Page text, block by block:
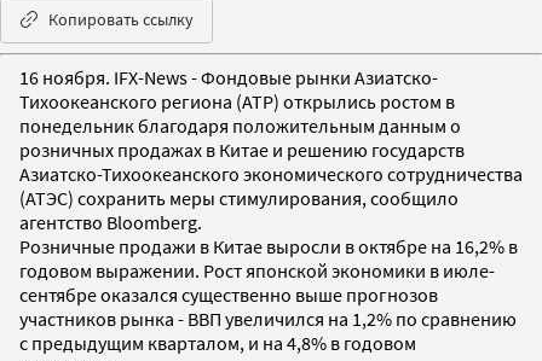
Копировать ссылку
16 ноября. IFX-News - Фондовые рынки Азиатско-
Тихоокеанского региона (АТР) открылись ростом в
понедельник благодаря положительным данным о
розничных продажах в Китае и решению государств
Азиатско-Тихоокеанского экономического сотрудничества
(АТЭС) сохранить меры стимулирования, сообщило
агентство Bloomberg.
Розничные продажи в Китае выросли в октябре на 16,2% в
годовом выражении. Рост японской экономики в июле-
сентябре оказался существенно выше прогнозов
участников рынка - ВВП увеличился на 1,2% по сравнению
с предыдущим кварталом, и на 4,8% в годовом